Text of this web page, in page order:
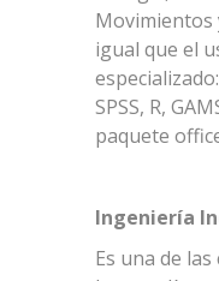
Movimientos
igual que el
SPSS, R,
paquete
Ingeniería
Es una de